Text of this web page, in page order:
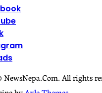
All rights